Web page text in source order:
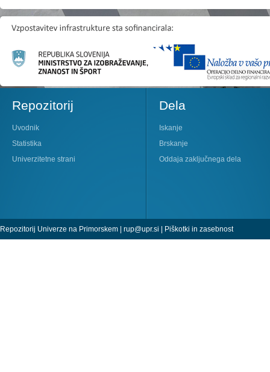
Repozitorij
Uvodnik
Statistika
Univerzitetne strani
Dela
Iskanje
Brskanje
Oddaja zaključnega dela
Repozitorij Univerze na Primorskem | rup@upr.si | Piškotki in zasebnost